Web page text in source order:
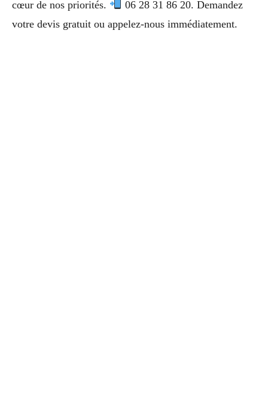
cœur de nos priorités.
06 28 31 86 20. Demandez
votre devis gratuit ou appelez-nous immédiatement.